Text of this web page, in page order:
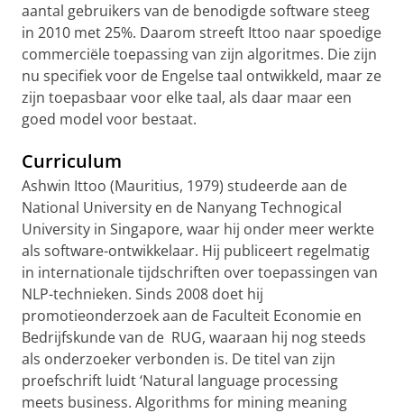
aantal gebruikers van de benodigde software steeg
in 2010 met 25%. Daarom streeft Ittoo naar spoedige
commerciële toepassing van zijn algoritmes. Die zijn
nu specifiek voor de Engelse taal ontwikkeld, maar ze
zijn toepasbaar voor elke taal, als daar maar een
goed model voor bestaat.
Curriculum
Ashwin Ittoo (Mauritius, 1979) studeerde aan de
National University en de Nanyang Technogical
University in Singapore, waar hij onder meer werkte
als software-ontwikkelaar. Hij publiceert regelmatig
in internationale tijdschriften over toepassingen van
NLP-technieken. Sinds 2008 doet hij
promotieonderzoek aan de Faculteit Economie en
Bedrijfskunde van de RUG, waaraan hij nog steeds
als onderzoeker verbonden is. De titel van zijn
proefschrift luidt ‘Natural language processing
meets business. Algorithms for mining meaning